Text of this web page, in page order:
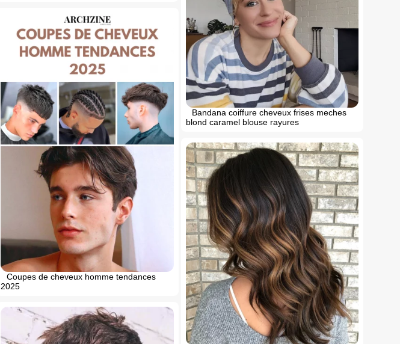
Bandana coiffure cheveux frises meches
blond caramel blouse rayures
Coupes de cheveux homme tendances
2025